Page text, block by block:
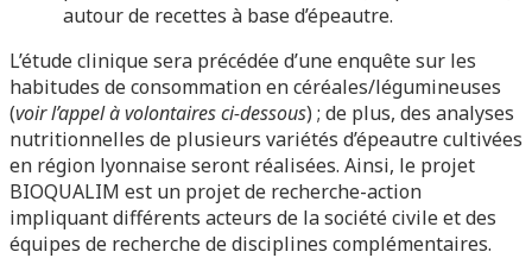
autour de recettes à base d’épeautre.
L’étude clinique sera précédée d’une enquête sur les
habitudes de consommation en céréales/légumineuses
(voir l’appel à volontaires ci-dessous) ; de plus, des analyses
nutritionnelles de plusieurs variétés d’épeautre cultivées
en région lyonnaise seront réalisées. Ainsi, le projet
BIOQUALIM est un projet de recherche-action
impliquant différents acteurs de la société civile et des
équipes de recherche de disciplines complémentaires.